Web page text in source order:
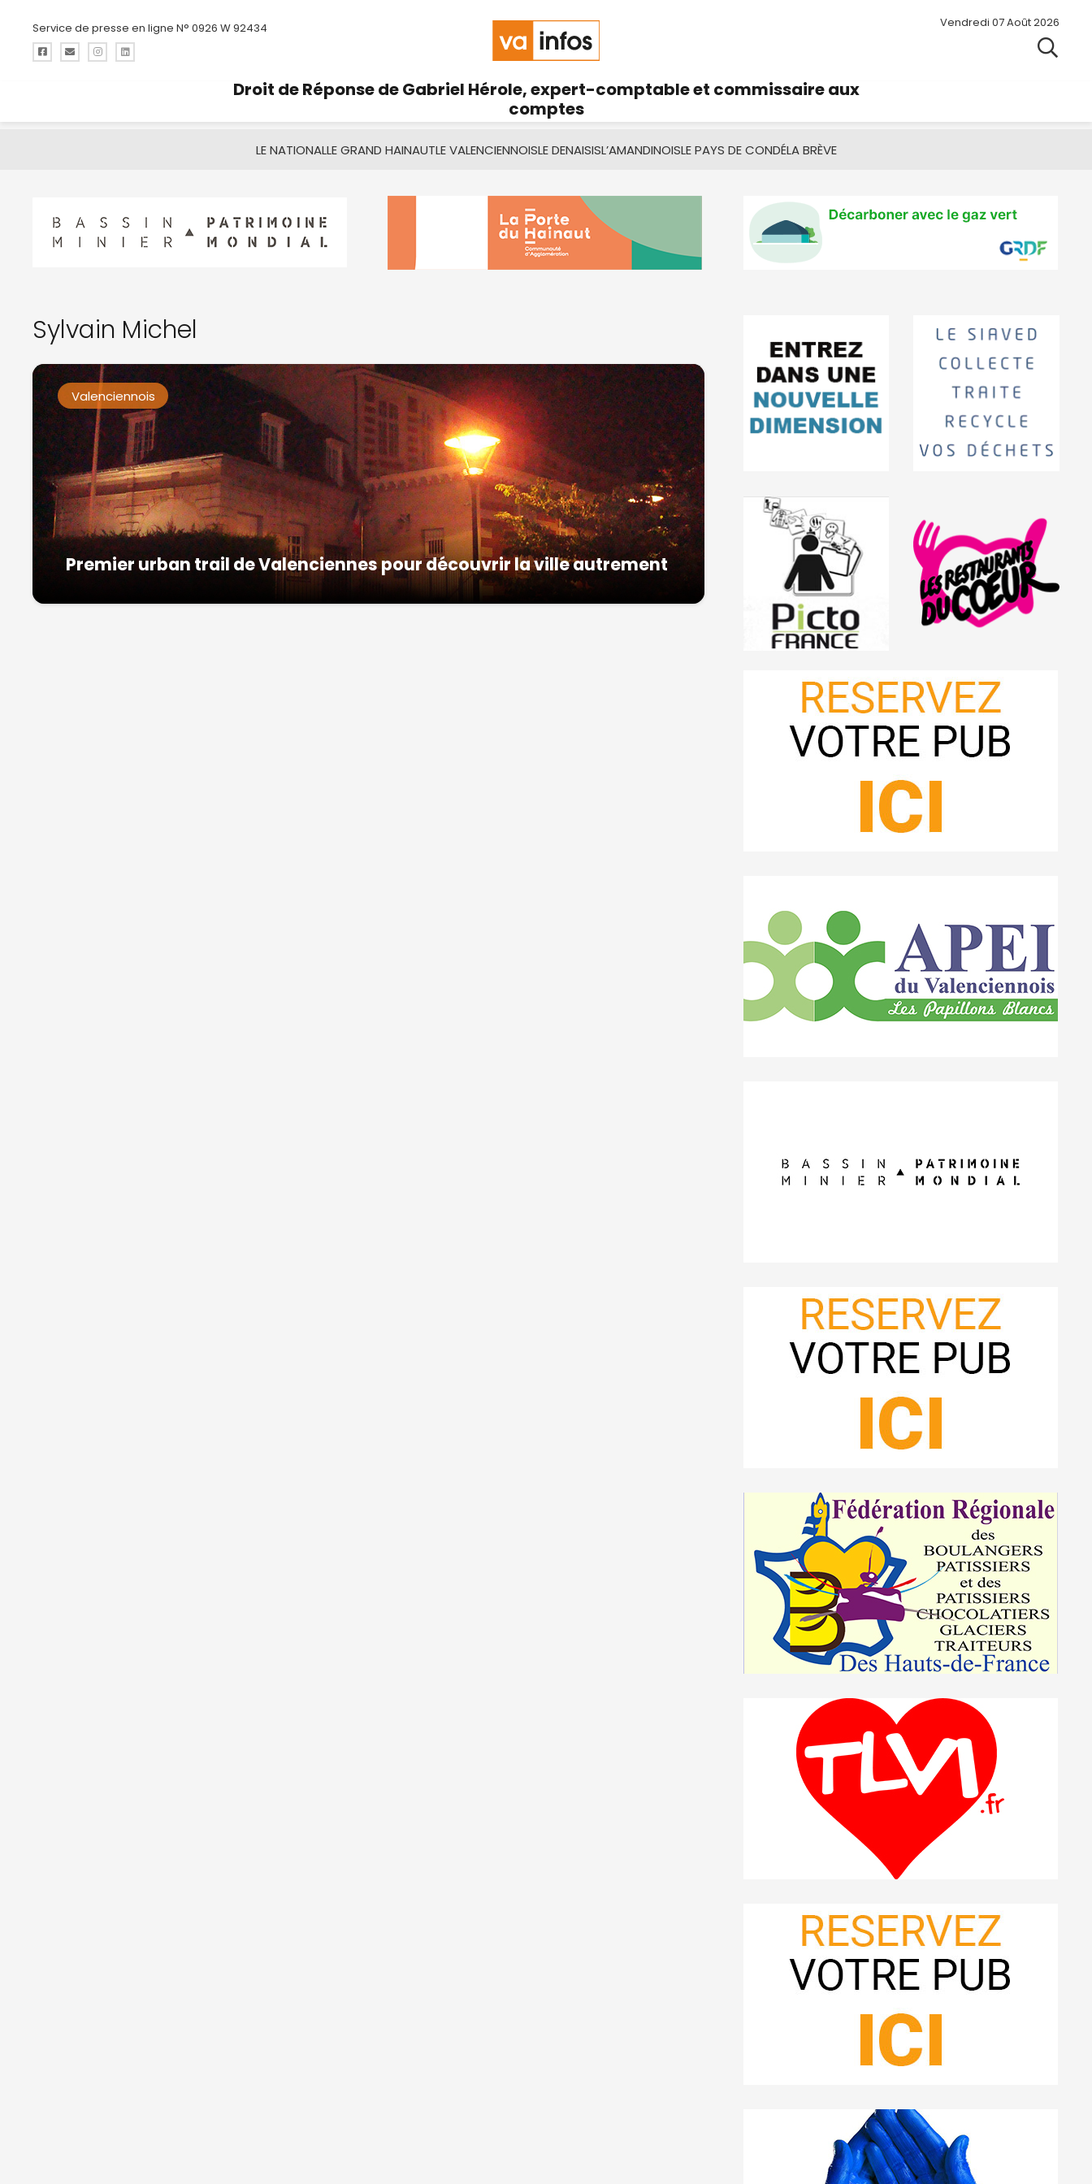
Service de presse en ligne N° 0926 W 92434 Vendredi 07 Août 2026
Droit de Réponse de Gabriel Hérole, expert-comptable et commissaire aux
comptes
LE NATIONALLE GRAND HAINAUTLE VALENCIENNOISLE DENAISISL’AMANDINOISLE PAYS DE CONDÉLA BRÈVE
Sylvain Michel
Valenciennois
Premier urban trail de Valenciennes pour découvrir la ville autrement